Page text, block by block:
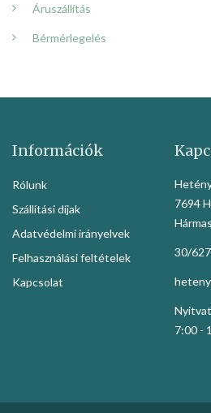
Áruszállítás
Bérmérlegelés
Információk
Rólunk
Szállítási díjak
Adatvédelmi irányelvek
Felhasználási feltételek
Kapcsolat
7694
30/
7:00 -